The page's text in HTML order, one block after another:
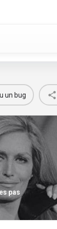
un bug
pas